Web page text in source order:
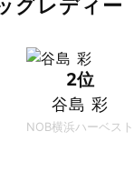
2位
谷島 彩
NOB横浜ハーベスト